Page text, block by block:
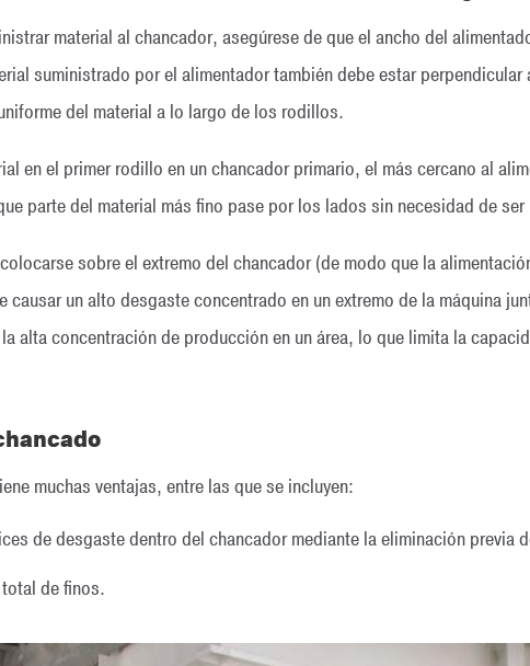
material al chancador, asegúrese de que el ancho del
suministrado por el alimentador también debe estar
del material a lo largo de los rodillos.
en el primer rodillo en un chancador primario, el más cercano al
parte del material más fino pase por los lados sin necesidad de
sobre el extremo del chancador (de modo que la
un alto desgaste concentrado en un extremo de la máquina
alta concentración de producción en un área, lo que limita la
muchas ventajas, entre las que se incluyen:
de desgaste dentro del chancador mediante la eliminación previa
de finos.